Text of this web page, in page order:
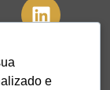
e